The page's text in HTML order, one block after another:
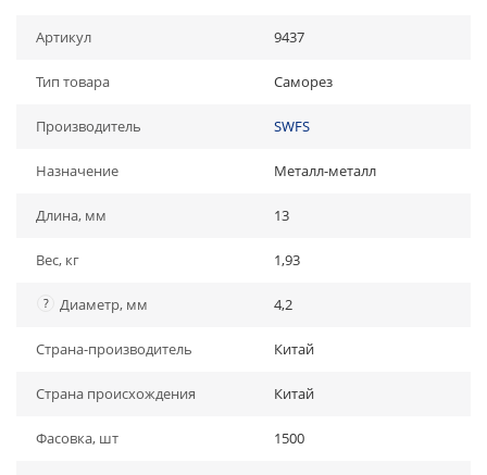
Артикул 9437
Тип товара Саморез
Производитель SWFS
Назначение Металл-металл
Длина, мм 13
Вес, кг 1,93
? Диаметр, мм 4,2
Страна-производитель Китай
Страна происхождения Китай
Фасовка, шт 1500